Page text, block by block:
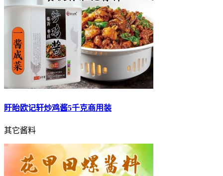
盱眙欧记轩炒鸡酱5千克商用装
其它酱料